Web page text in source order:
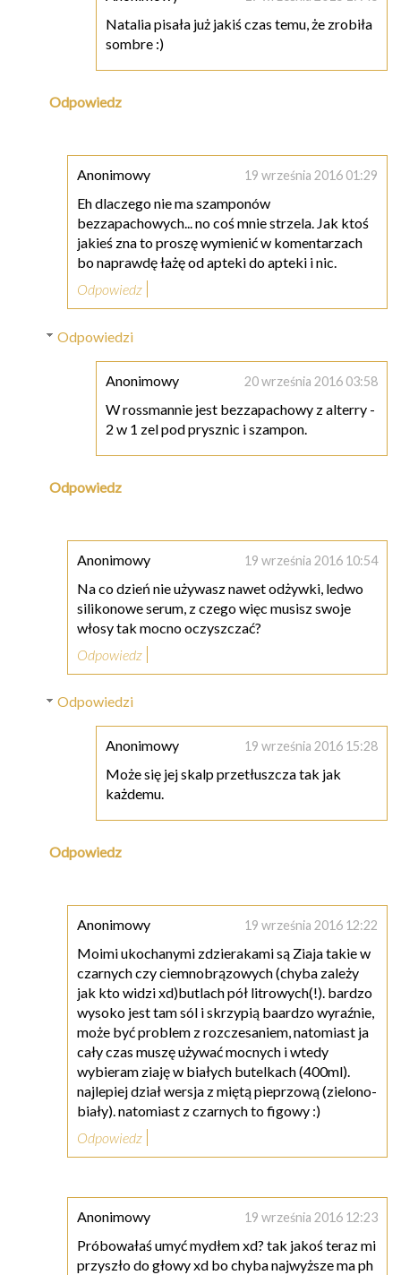
Natalia pisała już jakiś czas temu, że zrobiła
sombre :)
Odpowiedz
Anonimowy 19 września 2016 01:29
Eh dlaczego nie ma szamponów
bezzapachowych... no coś mnie strzela. Jak ktoś
jakieś zna to proszę wymienić w komentarzach
bo naprawdę łażę od apteki do apteki i nic.
Odpowiedz
Odpowiedzi
Anonimowy 20 września 2016 03:58
W rossmannie jest bezzapachowy z alterry -
2 w 1 zel pod prysznic i szampon.
Odpowiedz
Anonimowy 19 września 2016 10:54
Na co dzień nie używasz nawet odżywki, ledwo
silikonowe serum, z czego więc musisz swoje
włosy tak mocno oczyszczać?
Odpowiedz
Odpowiedzi
Anonimowy 19 września 2016 15:28
Może się jej skalp przetłuszcza tak jak
każdemu.
Odpowiedz
Anonimowy 19 września 2016 12:22
Moimi ukochanymi zdzierakami są Ziaja takie w
czarnych czy ciemnobrązowych (chyba zależy
jak kto widzi xd)butlach pół litrowych(!). bardzo
wysoko jest tam sól i skrzypią baardzo wyraźnie,
może być problem z rozczesaniem, natomiast ja
cały czas muszę używać mocnych i wtedy
wybieram ziaję w białych butelkach (400ml).
najlepiej dział wersja z miętą pieprzową (zielono-
biały). natomiast z czarnych to figowy :)
Odpowiedz
Anonimowy 19 września 2016 12:23
Próbowałaś umyć mydłem xd? tak jakoś teraz mi
przyszło do głowy xd bo chyba najwyższe ma ph